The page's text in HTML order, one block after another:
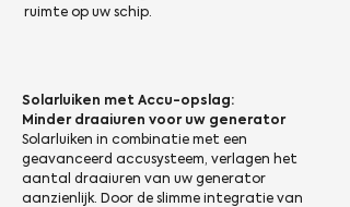
ruimte op uw schip.
Solarluiken met Accu-opslag:
Minder draaiuren voor uw generator
Solarluiken in combinatie met een
geavanceerd accusysteem, verlagen het
aantal draaiuren van uw generator
aanzienlijk. Door de slimme integratie van